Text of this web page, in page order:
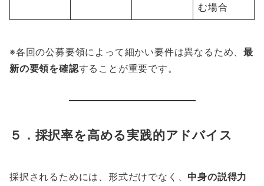
む場合
※各回の公募要領によって細かい要件は異なるため、最
新の要領を確認することが重要です。
５．採択率を高める実践的アドバイス
採択されるためには、形式だけでなく、 中身の説得力